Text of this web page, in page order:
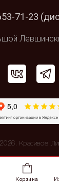
Корзина
71-23
Красивое